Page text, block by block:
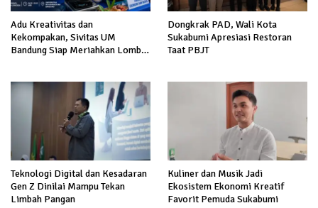
Adu Kreativitas dan
Kekompakan, Sivitas UM
Bandung Siap Meriahkan Lomba
Dongkrak PAD, Wali Kota
Sukabumi Apresiasi Restoran
Taat PBJT
Teknologi Digital dan Kesadaran
Gen Z Dinilai Mampu Tekan
Limbah Pangan
Kuliner dan Musik Jadi
Ekosistem Ekonomi Kreatif
Favorit Pemuda Sukabumi